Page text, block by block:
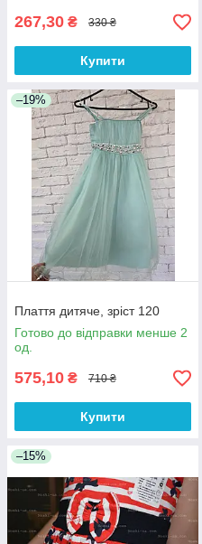
267,30 ₴ 330 ₴
Купити
–19%
Плаття дитяче, зріст 120
Готово до відправки менше 2
од.
575,10 ₴ 710 ₴
Купити
–15%